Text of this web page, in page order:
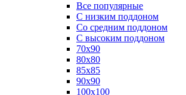
Все популярные
C низким поддоном
Со средним поддоном
С высоким поддоном
70х90
80х80
85х85
90х90
100х100